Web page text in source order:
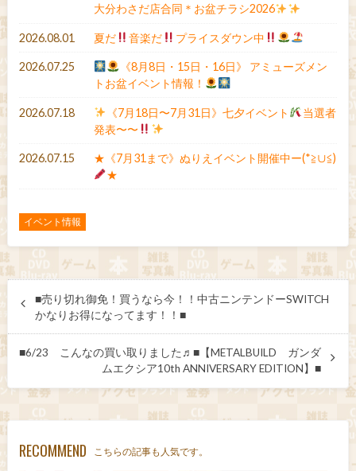
大分わさだ店合同＊お盆チラシ2026
2026.08.01 夏だ 音楽だ プライスダウン中
2026.07.25
《8月8日・15日・16日》 アミューズメン
トお盆イベント情報！
2026.07.18 《7月18日〜7月31日》七夕イベント
当選者
発表〜〜
2026.07.15
★《7月31まで》ぬりえイベント開催中ー(*≧∪≦)
★
イベント情報
■売り切れ御免！買うなら今！！中古ニンテンドーSWITCH
かなりお得になってます！！■
■6/23 こんなの買い取りました♬■【METALBUILD ガンダ
ムエクシア10th ANNIVERSARY EDITION】■
RECOMMEND こちらの記事も人気です。